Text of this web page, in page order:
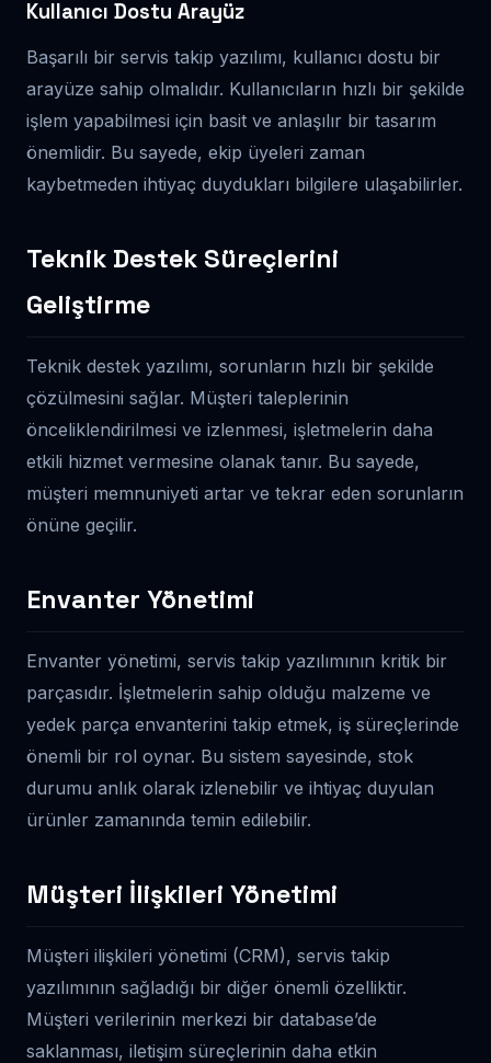
Kullanıcı Dostu Arayüz
Başarılı bir servis takip yazılımı, kullanıcı dostu bir
arayüze sahip olmalıdır. Kullanıcıların hızlı bir şekilde
işlem yapabilmesi için basit ve anlaşılır bir tasarım
önemlidir. Bu sayede, ekip üyeleri zaman
kaybetmeden ihtiyaç duydukları bilgilere ulaşabilirler.
Teknik Destek Süreçlerini
Geliştirme
Teknik destek yazılımı, sorunların hızlı bir şekilde
çözülmesini sağlar. Müşteri taleplerinin
önceliklendirilmesi ve izlenmesi, işletmelerin daha
etkili hizmet vermesine olanak tanır. Bu sayede,
müşteri memnuniyeti artar ve tekrar eden sorunların
önüne geçilir.
Envanter Yönetimi
Envanter yönetimi, servis takip yazılımının kritik bir
parçasıdır. İşletmelerin sahip olduğu malzeme ve
yedek parça envanterini takip etmek, iş süreçlerinde
önemli bir rol oynar. Bu sistem sayesinde, stok
durumu anlık olarak izlenebilir ve ihtiyaç duyulan
ürünler zamanında temin edilebilir.
Müşteri İlişkileri Yönetimi
Müşteri ilişkileri yönetimi (CRM), servis takip
yazılımının sağladığı bir diğer önemli özelliktir.
Müşteri verilerinin merkezi bir database’de
saklanması, iletişim süreçlerinin daha etkin